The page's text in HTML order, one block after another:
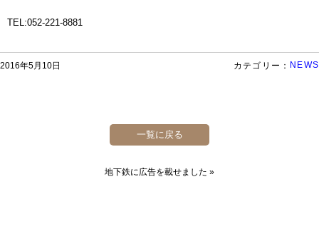
TEL:052-221-8881
カテゴリー： NEWS
2016年5月10日
一覧に戻る
地下鉄に広告を載せました »